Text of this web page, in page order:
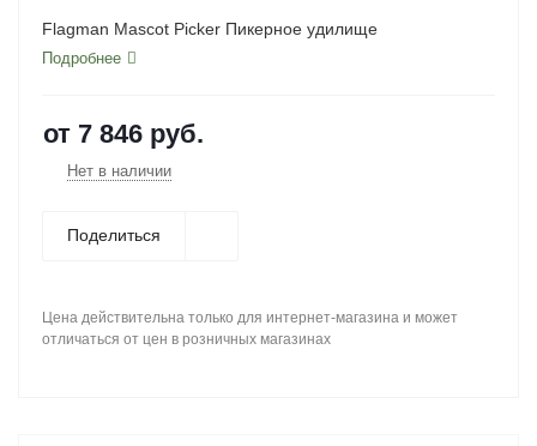
Flagman Mascot Picker Пикерное удилище
Подробнее
от 7 846 руб.
Нет в наличии
Поделиться
Цена действительна только для интернет-магазина и может
отличаться от цен в розничных магазинах